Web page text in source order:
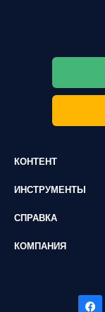
КОНТЕНТ
ИНСТРУМЕНТЫ
СПРАВКА
КОМПАНИЯ